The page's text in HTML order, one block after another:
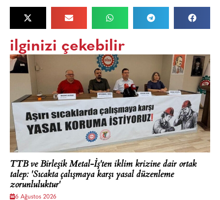
ilginizi çekebilir
TTB ve Birleşik Metal-İş'ten iklim krizine dair ortak
talep: 'Sıcakta çalışmaya karşı yasal düzenleme
zorunluluktur'
6 Ağustos 2026